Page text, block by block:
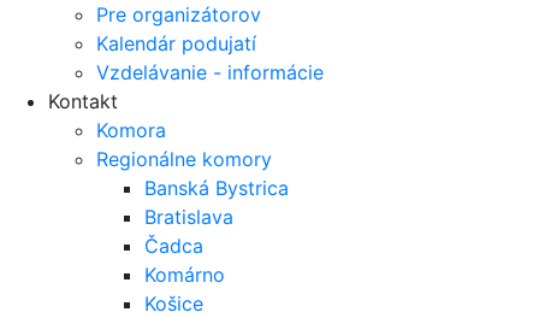
Pre organizátorov
Kalendár podujatí
Vzdelávanie - informácie
Kontakt
Komora
Regionálne komory
Banská Bystrica
Bratislava
Čadca
Komárno
Košice